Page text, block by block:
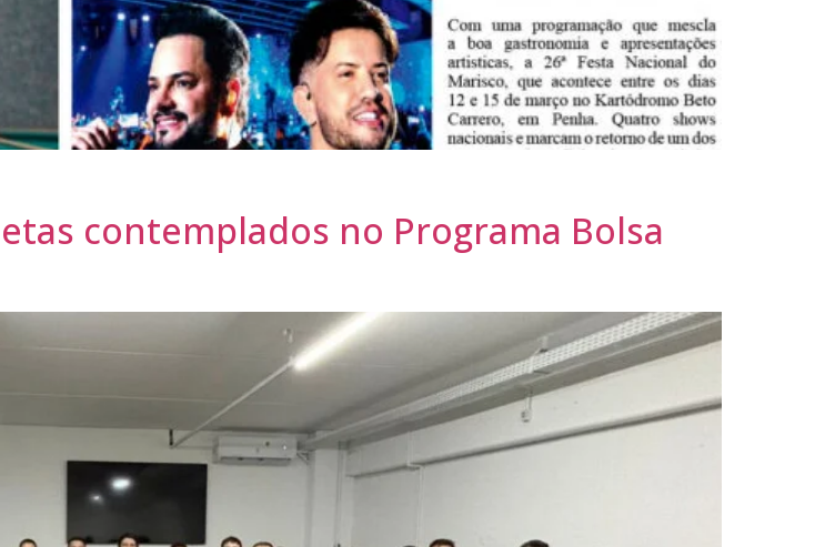
contemplados no Programa Bolsa